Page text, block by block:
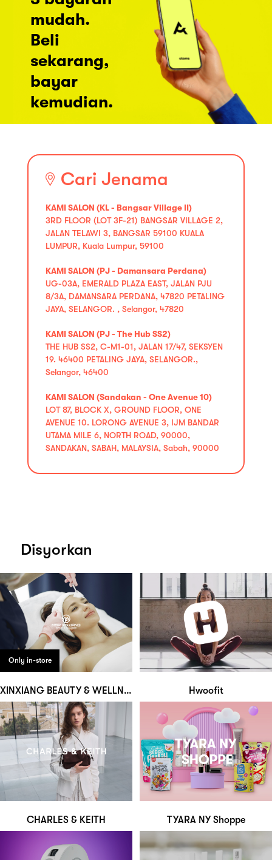
mudah.
Beli
sekarang,
bayar
kemudian.
Cari Jenama
KAMI SALON (KL - Bangsar Village II)
3RD FLOOR (LOT 3F-21) BANGSAR VILLAGE 2,
JALAN TELAWI 3, BANGSAR 59100 KUALA
LUMPUR, Kuala Lumpur, 59100
KAMI SALON (PJ - Damansara Perdana)
UG-03A, EMERALD PLAZA EAST, JALAN PJU
8/3A, DAMANSARA PERDANA, 47820 PETALING
JAYA, SELANGOR. , Selangor, 47820
KAMI SALON (PJ - The Hub SS2)
THE HUB SS2, C-M1-01, JALAN 17/47, SEKSYEN
19. 46400 PETALING JAYA, SELANGOR.,
Selangor, 46400
KAMI SALON (Sandakan - One Avenue 10)
LOT 87, BLOCK X, GROUND FLOOR, ONE
AVENUE 10. LORONG AVENUE 3, IJM BANDAR
UTAMA MILE 6, NORTH ROAD, 90000,
SANDAKAN, SABAH, MALAYSIA, Sabah, 90000
Disyorkan
Only in-store
XINXIANG BEAUTY & WELLNESS Hwoofit
CHARLES & KEITH TYARA NY Shoppe